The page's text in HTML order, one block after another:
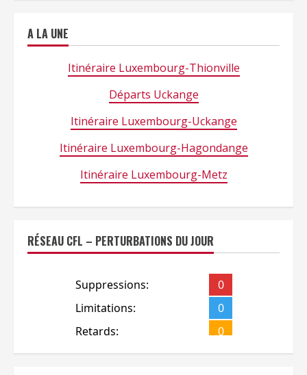
A LA UNE
Itinéraire Luxembourg-Thionville
Départs Uckange
Itinéraire Luxembourg-Uckange
Itinéraire Luxembourg-Hagondange
Itinéraire Luxembourg-Metz
RÉSEAU CFL – PERTURBATIONS DU JOUR